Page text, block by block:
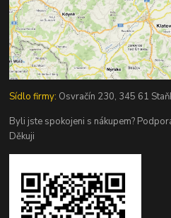
Sídlo firmy: Osvračín 230, 345 61
Byli jste spokojeni s nákupem?
Děkuji